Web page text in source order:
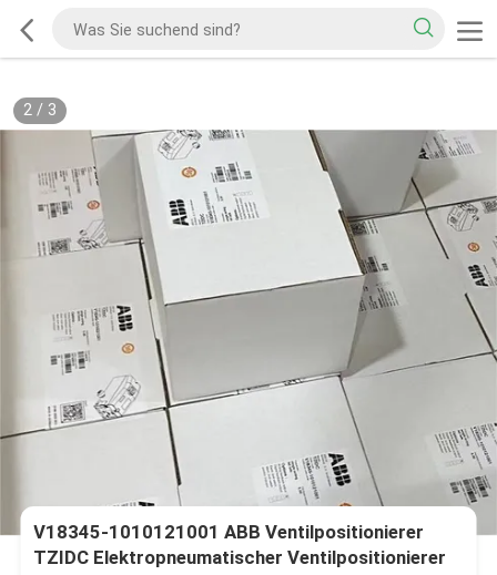
2/ 3
V18345-1010121001 ABB Ventilpositionierer
TZIDC Elektropneumatischer Ventilpositionierer